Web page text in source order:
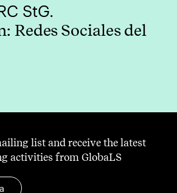
StG.
Redes Sociales del
list and receive the latest
activities from GlobaLS